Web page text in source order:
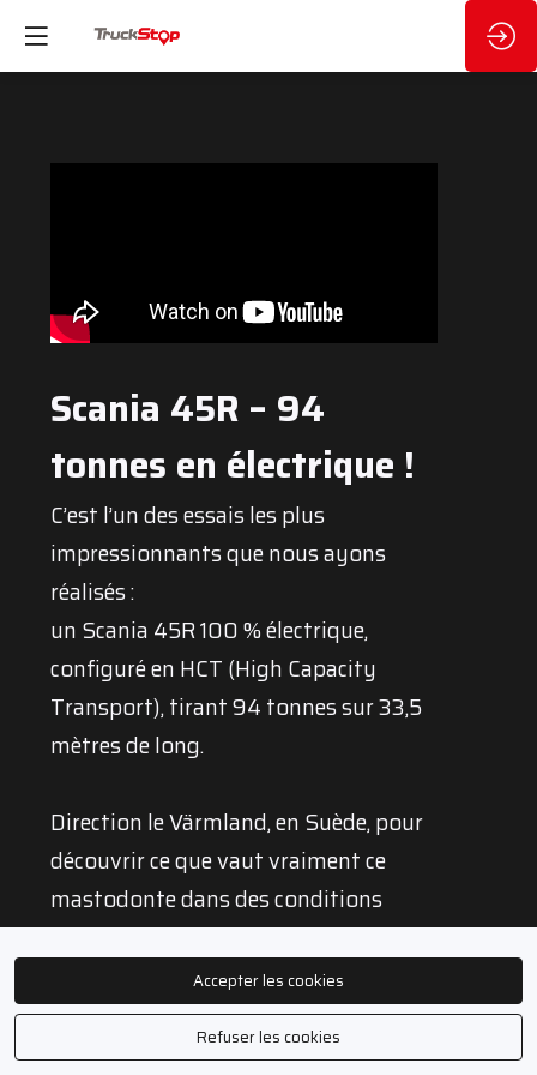
Scania 45R – 94
tonnes en électrique !
C’est l’un des essais les plus
impressionnants que nous ayons
réalisés :
un Scania 45R 100 % électrique,
configuré en HCT (High Capacity
Transport), tirant 94 tonnes sur 33,5
mètres de long.
Direction le Värmland, en Suède, pour
découvrir ce que vaut vraiment ce
mastodonte dans des conditions
réelles : routes froides, longues
montées, zones rurales et séquences
de roulage prolongées.
Un contexte idéal pour mesurer
Accepter les cookies
Refuser les cookies